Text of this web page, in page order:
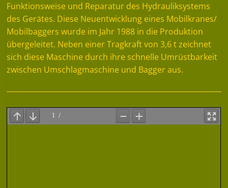
Funktionsweise und Reparatur des Hydrauliksystems
des Gerätes. Diese Neuentwicklung eines Mobilkranes/
Mobilbaggers wurde im Jahr 1988 in die Produktion
übergeleitet. Neben einer Tragkraft von 3,6 t zeichnet
sich diese Maschine durch ihre schnelle Umrüstbarkeit
zwischen Umschlagmaschine und Bagger aus.